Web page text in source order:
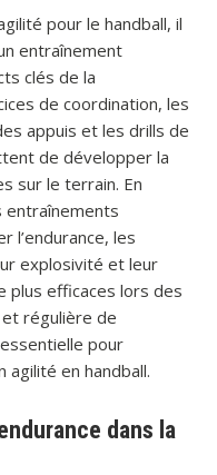
pour le handball, il
entraînement
clés de la
de coordination, les
appuis et les drills de
de développer la
sur le terrain. En
entraînements
l’endurance, les
explosivité et leur
plus efficaces lors des
régulière de
pour
en handball.
dans la